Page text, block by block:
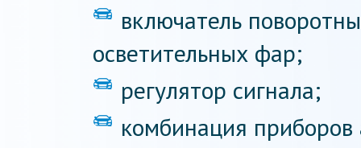
включатель
осветительных фар;
регулятор сигнала;
комбинация